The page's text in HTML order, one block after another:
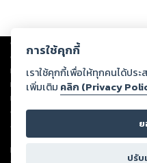
Copyright © 2026
ต่อผลงานหรือเนื้อหาใดที่อัปโหลดผ่าน
ทรัพย์สินทางปัญญาของบุคคลอื่นหรือ
ทุกท่านโปรดใช้วิจารณญาณในการกลั่
หนึ่งส่วนใดขัดต่อกฎหมายและศีลธรร
ดำเนินการในทันที ทั้งนี้ ทางสตอรี่ล็
ลิขสิทธิ์ พ.ศ. 2537 (ฉบับล่าสุด)
For support: member@ookbee.com
การใช้คุกกี้
เราใช้คุกกี้เพื่อให้ทุกคนได้ปร
เพิ่มเติม คลิก (Privacy
ปรั